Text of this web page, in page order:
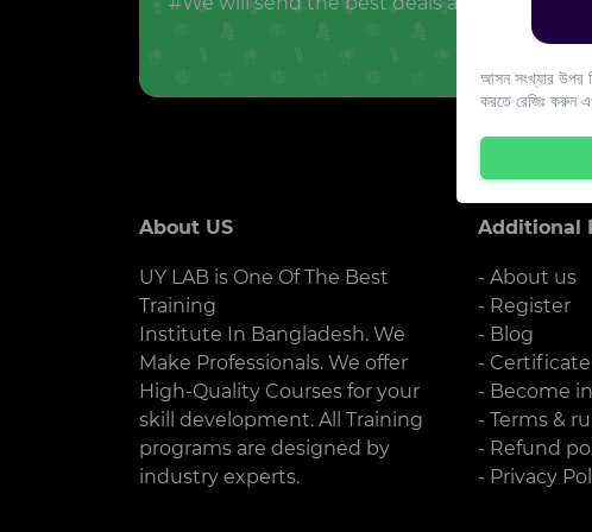
About US
UY LAB is One Of The Best
Training
Institute In Bangladesh. We
Make Professionals. We offer
High-Quality Courses for your
skill development. All Training
programs are designed by
industry experts.
Additional
- About us
- Register
- Blog
-
- Become
- Terms &
- Refund
- Privacy
আসন সংখ্যার উপর
করতে রেজিঃ করুন